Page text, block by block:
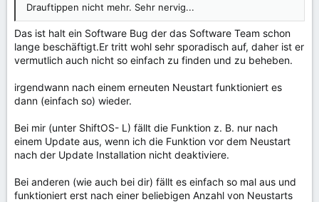
Drauftippen nicht mehr. Sehr nervig...
Das ist halt ein Software Bug der das Software Team schon
lange beschäftigt.Er tritt wohl sehr sporadisch auf, daher ist er
vermutlich auch nicht so einfach zu finden und zu beheben.
irgendwann nach einem erneuten Neustart funktioniert es
dann (einfach so) wieder.
Bei mir (unter ShiftOS- L) fällt die Funktion z. B. nur nach
einem Update aus, wenn ich die Funktion vor dem Neustart
nach der Update Installation nicht deaktiviere.
Bei anderen (wie auch bei dir) fällt es einfach so mal aus und
funktioniert erst nach einer beliebigen Anzahl von Neustarts